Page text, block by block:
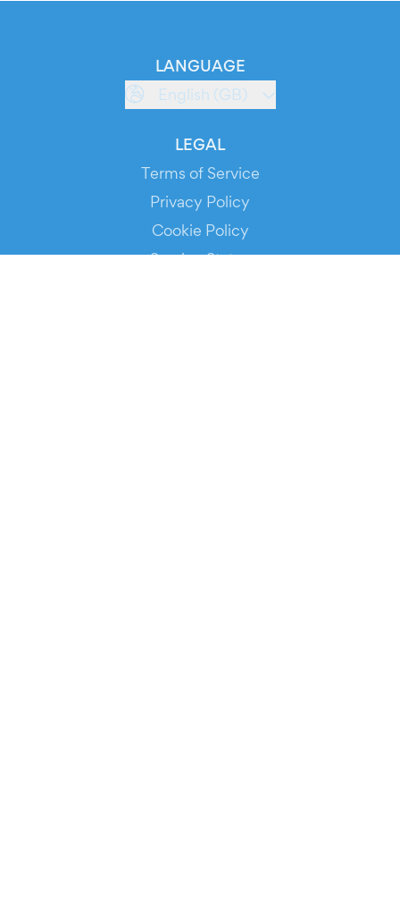
LANGUAGE
English (GB)
LEGAL
Terms of Service
Privacy Policy
Cookie Policy
Service Status